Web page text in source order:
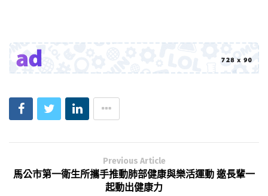
Previous Article
馬公市第一衛生所攜手推動肺部健康與樂活運動 邀長輩一
起動出健康力